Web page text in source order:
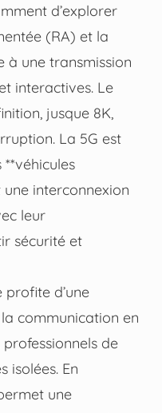
d’explorer
(RA) et la
à une transmission
interactives. Le
jusque 8K,
La 5G est
interconnexion
leur
sécurité et
profite d’une
communication en
de
isolées. En
une